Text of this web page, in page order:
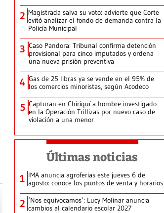
2 Magistrada salva su voto: advierte que Corte
evitó analizar el fondo de demanda contra la
Policía Municipal
3 Caso Pandora: Tribunal confirma detención
provisional para cinco imputados y ordena
una nueva prisión preventiva
4 Gas de 25 libras ya se vende en el 95% de
los comercios minoristas, según Acodeco
5 Capturan en Chiriquí a hombre investigado
en la Operación Trillizas por nuevo caso de
violación a una menor
Últimas noticias
1 IMA anuncia agroferias este jueves 6 de
agosto: conoce los puntos de venta y horarios
2 ‘Nos equivocamos’: Lucy Molinar anuncia
cambios al calendario escolar 2027